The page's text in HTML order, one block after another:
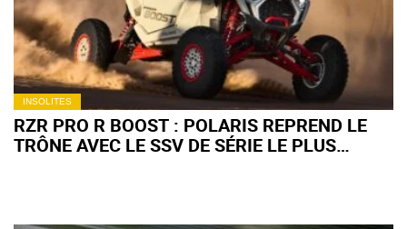
INSOLITES
RZR PRO R BOOST : POLARIS REPREND LE
TRÔNE AVEC LE SSV DE SÉRIE LE PLUS